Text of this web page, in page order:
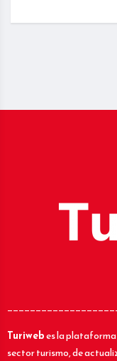
Turiwebes la
sector turismo, de